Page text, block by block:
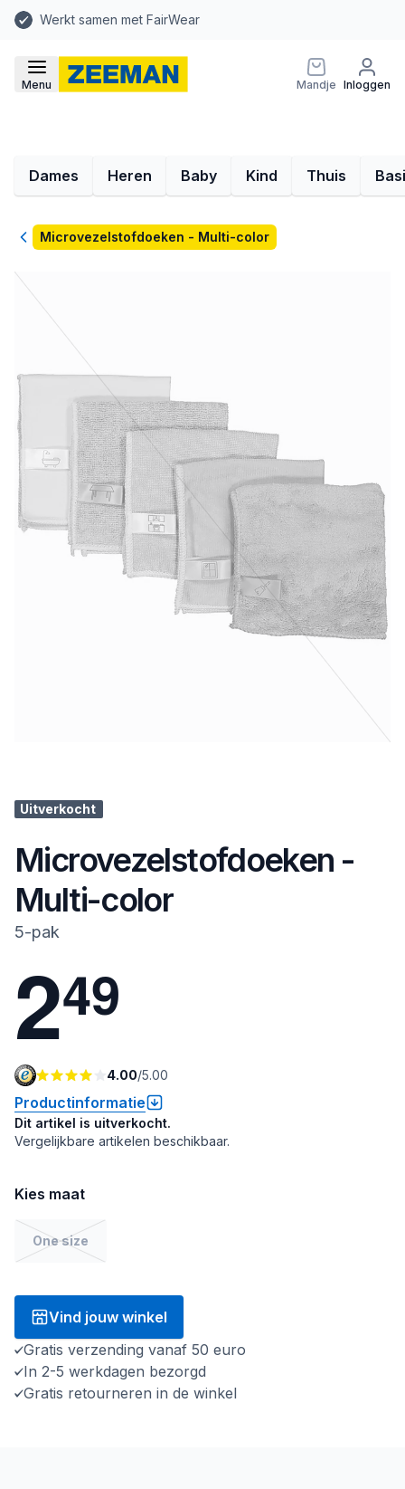
Werkt samen met FairWear
Menu Mandje Inloggen
Dames Heren Baby Kind Thuis
TerugMicrovezelstofdoeken - Multi-color
Uitverkocht
Microvezelstofdoeken -
Multi-color
5-pak
249
4.00/5.00
Productinformatie
Dit artikel is uitverkocht.
Vergelijkbare artikelen beschikbaar.
Kies maat
One size
Vind jouw winkel
Gratis verzending vanaf 50 euro
In 2-5 werkdagen bezorgd
Gratis retourneren in de winkel